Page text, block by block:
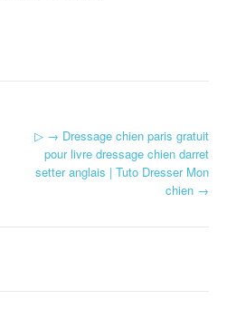
▷ → Dressage chien paris gratuit
pour livre dressage chien darret
setter anglais | Tuto Dresser Mon
chien →